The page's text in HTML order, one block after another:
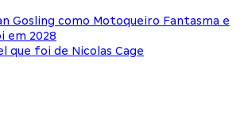
Gosling como Motoqueiro Fantasma e
em 2028
que foi de Nicolas Cage